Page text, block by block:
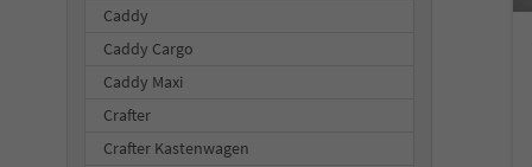
Caddy
Caddy Cargo
Caddy Maxi
Crafter
Crafter Kastenwagen